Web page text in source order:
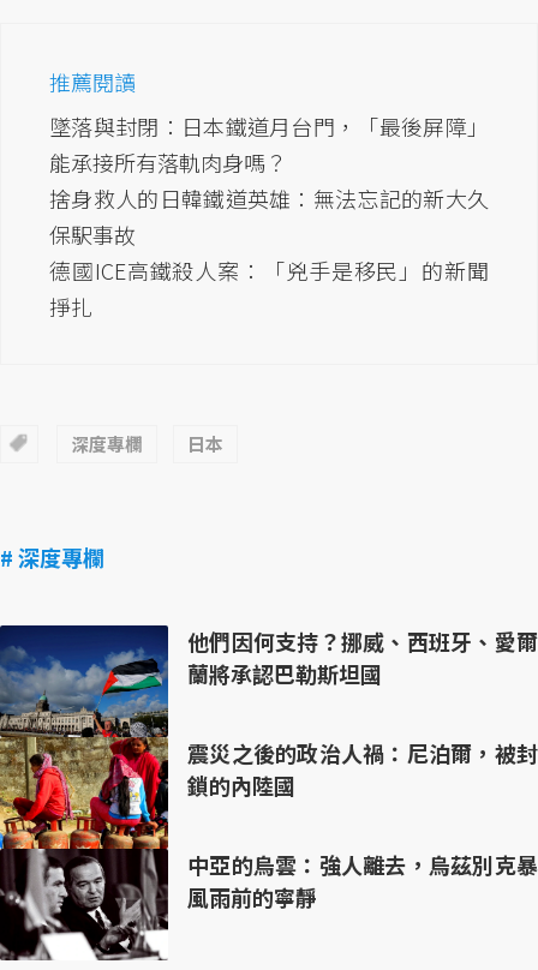
推薦閱讀
墜落與封閉：日本鐵道月台門，「最後屏障」
能承接所有落軌肉身嗎？
捨身救人的日韓鐵道英雄：無法忘記的新大久
保駅事故
德國ICE高鐵殺人案：「兇手是移民」的新聞
掙扎
深度專欄 日本
# 深度專欄
他們因何支持？挪威、西班牙、愛爾
蘭將承認巴勒斯坦國
震災之後的政治人禍：尼泊爾，被封
鎖的內陸國
中亞的烏雲：強人離去，烏茲別克暴
風雨前的寧靜